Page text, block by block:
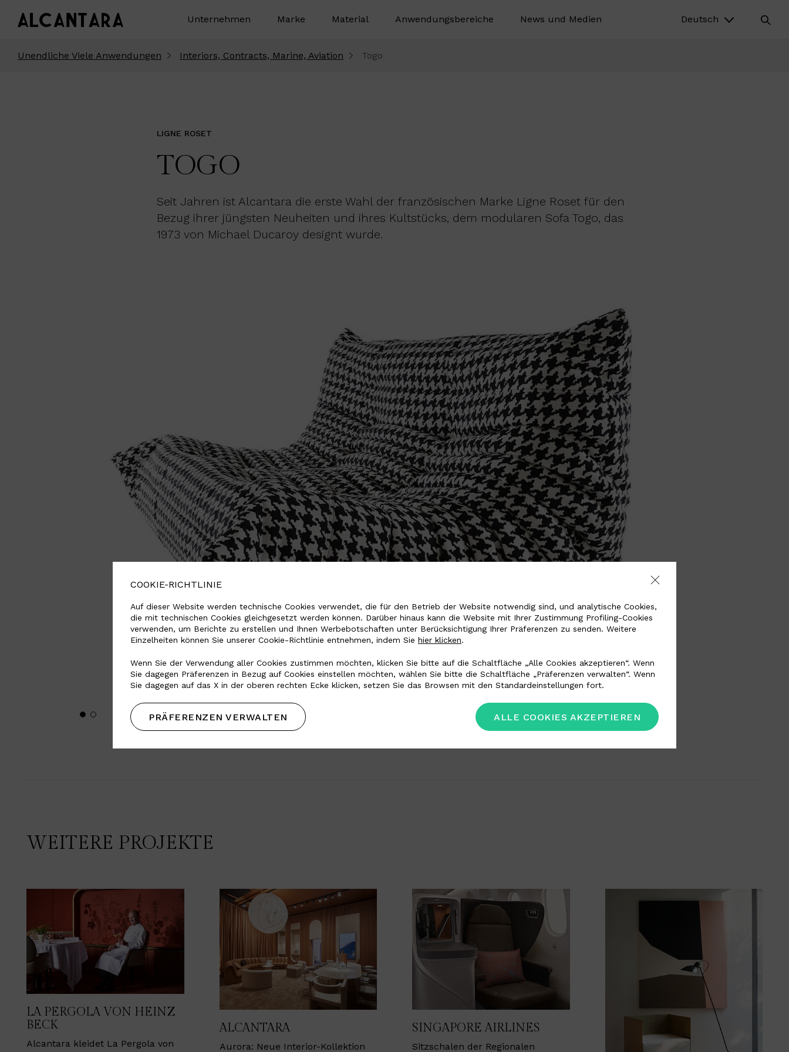
Unternehmen Marke Material Anwendungsbereiche News und Medien Deutsch
Unendliche Viele Anwendungen Interiors, Contracts, Marine, Aviation Togo
LIGNE ROSET
TOGO
Seit Jahren ist Alcantara die erste Wahl der französischen Marke Ligne Roset für den
Bezug ihrer jüngsten Neuheiten und ihres Kultstücks, dem modularen Sofa Togo, das
1973 von Michael Ducaroy designt wurde.
WEITERE PROJEKTE
LA PERGOLA VON HEINZ
BECK
Alcantara kleidet La Pergola von
ALCANTARA
Aurora: Neue Interior-Kollektion
SINGAPORE AIRLINES
Sitzschalen der Regionalen
COOKIE-RICHTLINIE
Auf dieser Website werden technische Cookies verwendet, die für den Betrieb der Website notwendig sind, und analytische Cookies,
die mit technischen Cookies gleichgesetzt werden können. Darüber hinaus kann die Website mit Ihrer Zustimmung Profiling-Cookies
verwenden, um Berichte zu erstellen und Ihnen Werbebotschaften unter Berücksichtigung Ihrer Präferenzen zu senden. Weitere
Einzelheiten können Sie unserer Cookie-Richtlinie entnehmen, indem Sie hier klicken.
Wenn Sie der Verwendung aller Cookies zustimmen möchten, klicken Sie bitte auf die Schaltfläche „Alle Cookies akzeptieren“. Wenn
Sie dagegen Präferenzen in Bezug auf Cookies einstellen möchten, wählen Sie bitte die Schaltfläche „Präferenzen verwalten“. Wenn
Sie dagegen auf das X in der oberen rechten Ecke klicken, setzen Sie das Browsen mit den Standardeinstellungen fort.
ALLE COOKIES AKZEPTIEREN
PRÄFERENZEN VERWALTEN